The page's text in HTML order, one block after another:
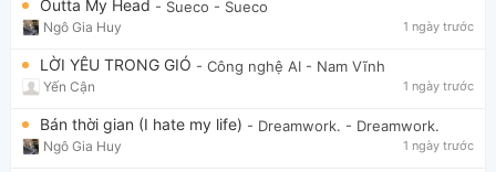
Outta My Head - Sueco - Sueco
Ngô Gia Huy 1 ngày trước
LỜI YÊU TRONG GIÓ - Công nghệ AI - Nam Vĩnh
Yến Cận 1 ngày trước
Bán thời gian (I hate my life) - Dreamwork. - Dreamwork.
Ngô Gia Huy 1 ngày trước